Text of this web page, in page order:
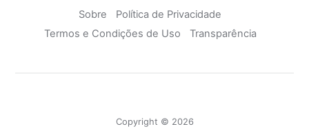
Sobre
Política de Privacidade
Termos e Condições de Uso
Transparência
Copyright © 2026